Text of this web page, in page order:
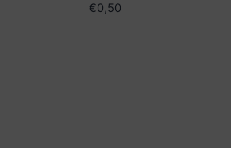
€0,50